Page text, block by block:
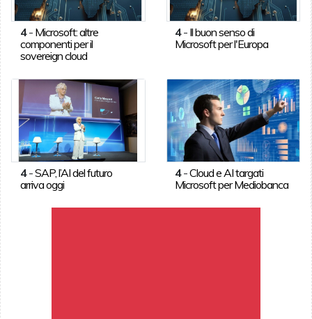
4- Microsoft: altre
componenti per il
sovereign cloud
4- Il buon senso di
Microsoft per l'Europa
4-SAP, l’AI del futuro
arriva oggi
4-Cloud e AI targati
Microsoft per Mediobanca